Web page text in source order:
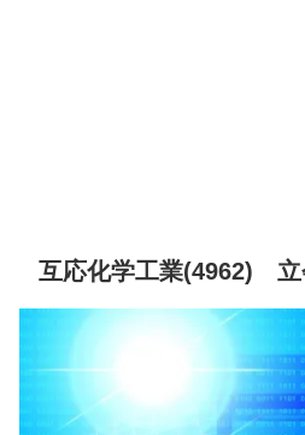
互応化学工業(4962) 立